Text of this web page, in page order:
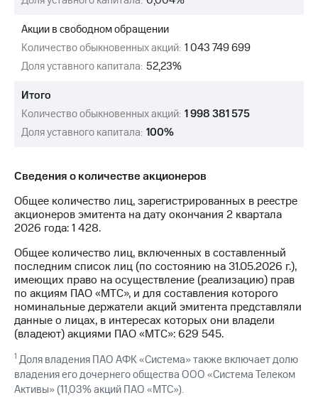
управление
Корпоративный
секретарь
Информация
акционерам
Документы
Собрания
Личный
кабинет
акционера
капитал
Контроль
и
аудит
Рынок
акций
Программа
приобретения
Порядок
Акции в свободном обращении
Количество обыкновенных акций: 1 043 749 699
Доля уставного капитала: 52,23%
Итого
Количество обыкновенных акций: 1 998 381 575
Доля уставного капитала: 100%
Сведения о количестве акционеров
Общее количество лиц, зарегистрированных в реестре
акционеров эмитента на дату окончания 2 квартала
2026 года: 1 428.
Общее количество лиц, включенных в составленный
последним список лиц (по состоянию на 31.05.2026 г.),
имеющих право на осуществление (реализацию) прав
по акциям ПАО «МТС», и для составления которого
номинальные держатели акций эмитента представляли
данные о лицах, в интересах которых они владели
(владеют) акциями ПАО «МТС»: 629 545.
1 Доля владения ПАО АФК «Система» также включает долю
владения его дочернего общества ООО «Система Телеком
Активы» (11,03% акций ПАО «МТС»).